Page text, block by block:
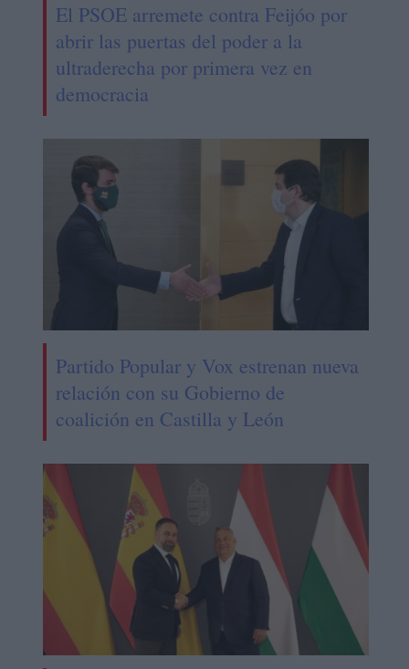
El PSOE arremete contra Feijóo por
abrir las puertas del poder a la
ultraderecha por primera vez en
democracia
Partido Popular y Vox estrenan nueva
relación con su Gobierno de
coalición en Castilla y León